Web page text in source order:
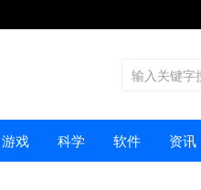
游戏 科学 软件 资讯